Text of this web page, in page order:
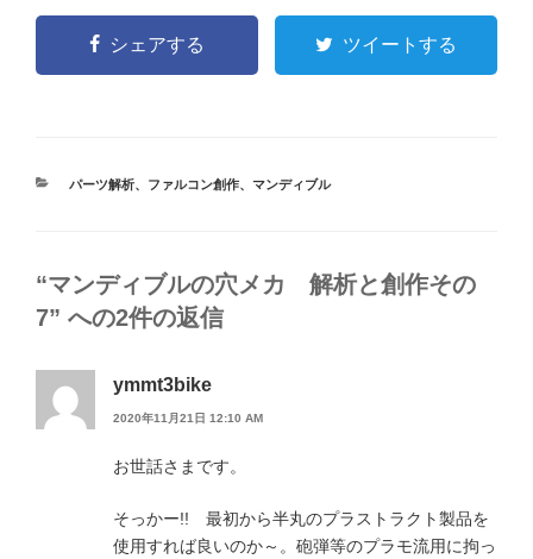
シェアする ツイートする
カ
パーツ解析、 ファルコン創作、 マンディブル
“マンディブルの穴メカ 解析と創作その
7” への2件の返信
ymmt3bike
2020年11月21日 12:10 AM
お世話さまです。
そっかー!! 最初から半丸のプラストラクト製品を
使用すれば良いのか～。砲弾等のプラモ流用に拘っ